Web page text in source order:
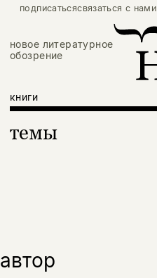
подписатьсясвязаться с нами
новое литературное
обозрение
книги
темы
автор